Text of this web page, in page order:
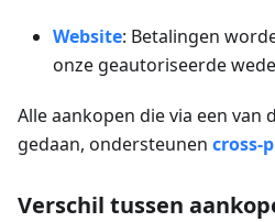
Website: Betalingen
onze geautoriseerde
Alle aankopen die via een
gedaan, ondersteunen cross-
Verschil tussen